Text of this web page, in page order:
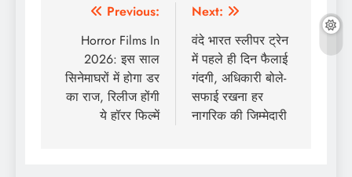
Post
navigation
Previous:
Horror Films In
2026: इस साल
सिनेमाघरों में होगा डर
का राज, रिलीज होंगी
ये हॉरर फिल्में
Next:
वंदे भारत स्लीपर ट्रेन
में पहले ही दिन फैलाई
गंदगी, अधिकारी बोले-
सफाई रखना हर
नागरिक की जिम्मेदारी